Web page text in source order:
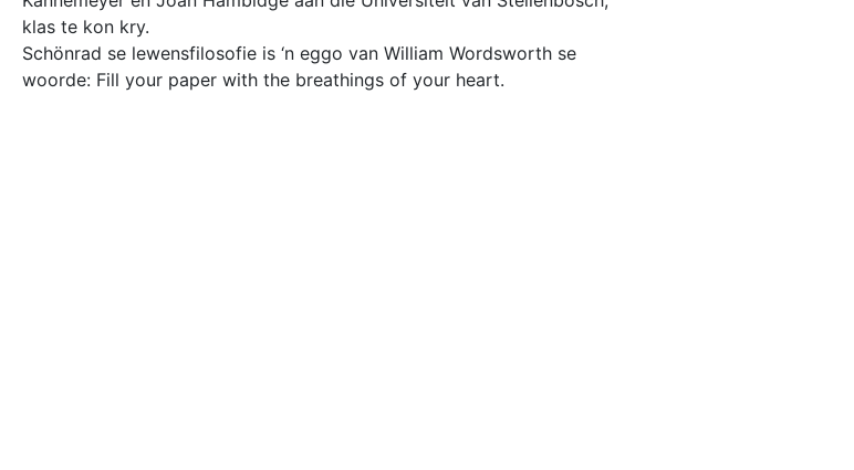
klas te kon kry.
Schönrad se lewensfilosofie is ‘n eggo van William Wordsworth se
woorde: Fill your paper with the breathings of your heart.